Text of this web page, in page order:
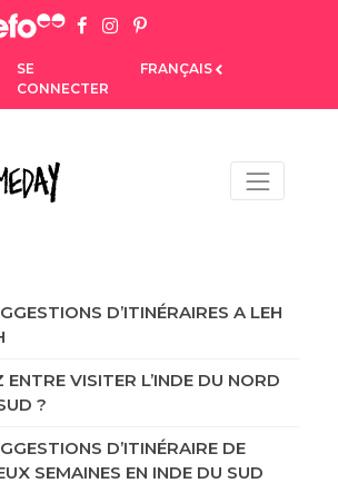
1,234 ratings
SE
CONNECTER
FRANÇAIS
D’ITINÉRAIRES A LEH
VISITER L’INDE DU NORD
?
D’ITINÉRAIRE DE
SEMAINES EN INDE DU SUD